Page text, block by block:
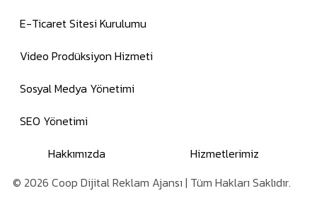
E-Ticaret Sitesi Kurulumu
Video Prodüksiyon Hizmeti
Sosyal Medya Yönetimi
SEO Yönetimi
Hakkımızda
Hizmetlerimiz
© 2026 Coop Dijital Reklam Ajansı | Tüm Hakları Saklıdır.